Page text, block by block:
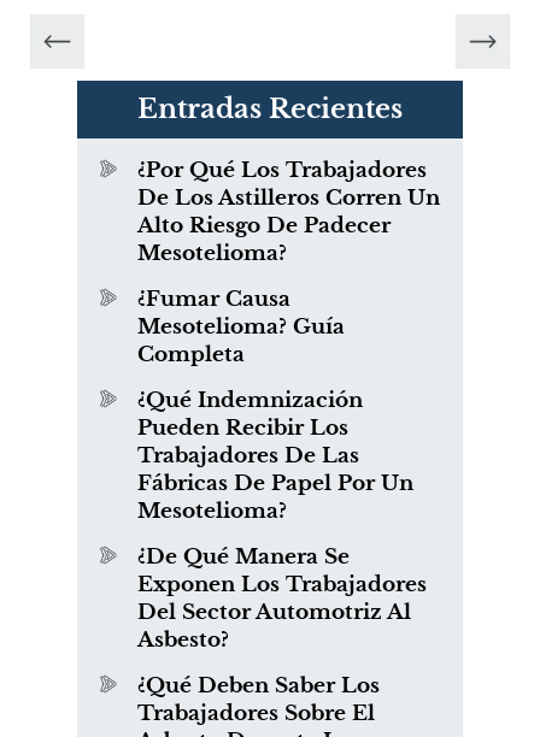
Entradas Recientes
¿Por Qué Los Trabajadores
De Los Astilleros Corren Un
Alto Riesgo De Padecer
Mesotelioma?
¿Fumar Causa
Mesotelioma? Guía
Completa
¿Qué Indemnización
Pueden Recibir Los
Trabajadores De Las
Fábricas De Papel Por Un
Mesotelioma?
¿De Qué Manera Se
Exponen Los Trabajadores
Del Sector Automotriz Al
Asbesto?
¿Qué Deben Saber Los
Trabajadores Sobre El